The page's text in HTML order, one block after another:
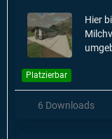
Hier
Platzierbar
6 Downloads